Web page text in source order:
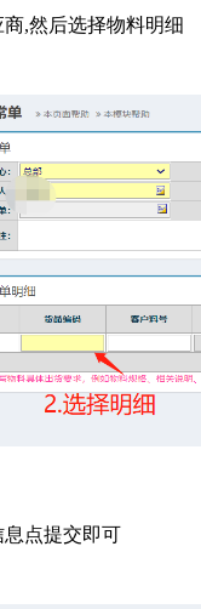
商,然后选择物料明细
点提交即可